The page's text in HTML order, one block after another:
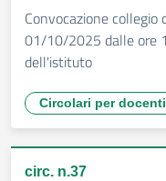
Convocazione collegio
01/10/2025 dalle ore
dell'istituto
Circolari per
circ. n.37